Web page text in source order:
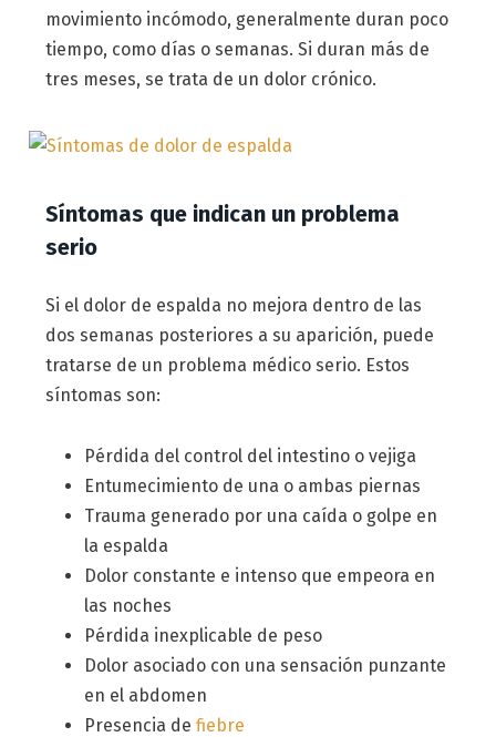
movimiento incómodo, generalmente duran poco
tiempo, como días o semanas. Si duran más de
tres meses, se trata de un dolor crónico.
Síntomas que indican un problema
serio
Si el dolor de espalda no mejora dentro de las
dos semanas posteriores a su aparición, puede
tratarse de un problema médico serio. Estos
síntomas son:
Pérdida del control del intestino o vejiga
Entumecimiento de una o ambas piernas
Trauma generado por una caída o golpe en
la espalda
Dolor constante e intenso que empeora en
las noches
Pérdida inexplicable de peso
Dolor asociado con una sensación punzante
en el abdomen
Presencia de fiebre